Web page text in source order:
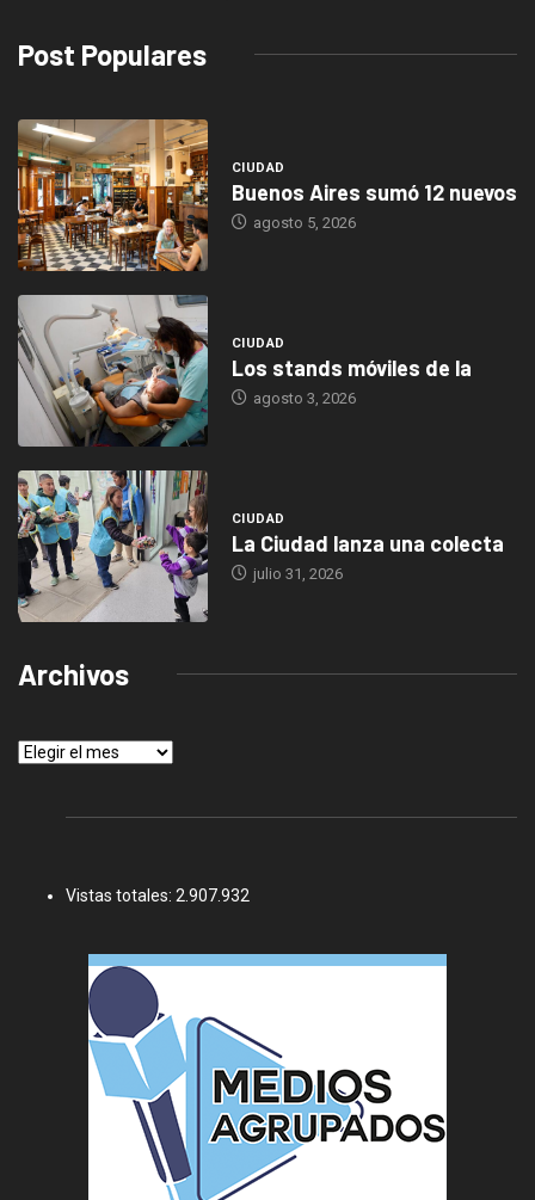
Post Populares
CIUDAD
Buenos Aires sumó 12 nuevos
agosto 5, 2026
CIUDAD
Los stands móviles de la
agosto 3, 2026
CIUDAD
La Ciudad lanza una colecta
julio 31, 2026
Archivos
Archivos
Vistas totales: 2.907.932